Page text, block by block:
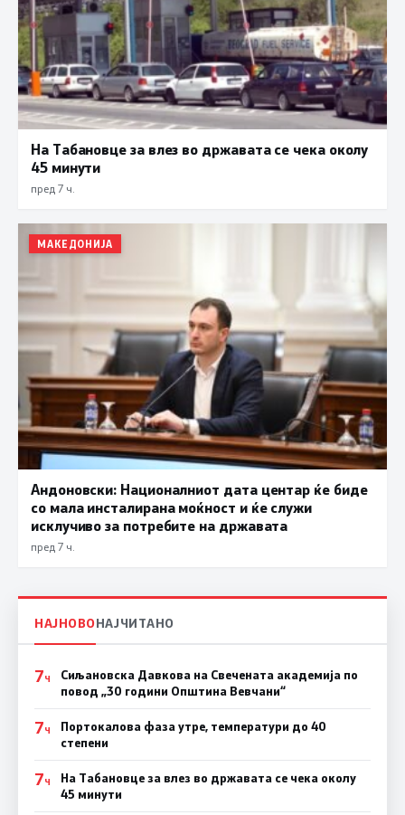
На Табановце за влез во државата се чека околу
45 минути
пред 7 ч.
МАКЕДОНИЈА
Андоновски: Националниот дата центар ќе биде
со мала инсталирана моќност и ќе служи
исклучиво за потребите на државата
пред 7 ч.
НАЈНОВОНАЈЧИТАНО
7Ч
Сиљановска Давкова на Свечената академија по
повод „30 години Општина Вевчани“
7Ч
Портокалова фаза утре, температури до 40
степени
7Ч
На Табановце за влез во државата се чека околу
45 минути